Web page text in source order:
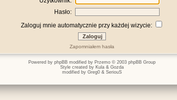
Hasło:
Zaloguj mnie automatycznie przy każdej wizycie:
Zapomniałem hasła
Powered by phpBB modified by Przemo © 2003 phpBB Group
Style created by Kula & Gozda
modified by Greg0 & SeriouS